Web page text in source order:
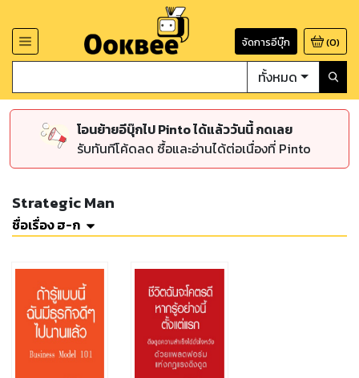
จัดการอีบุ๊ก (0)
ทั้งหมด
โอนย้ายอีบุ๊กไป Pinto ได้แล้ววันนี้ กดเลย
รับทันทีโค้ดลด ซื้อและอ่านได้ต่อเนื่องที่ Pinto
Strategic Man
ชื่อเรื่อง ฮ-ก